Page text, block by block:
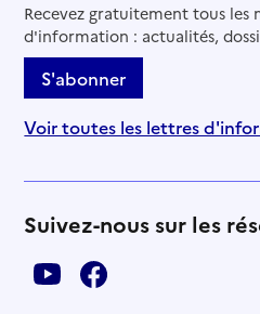
Recevez gratuitement tous
d'information : actualités,
S'abonner
Voir toutes les lettres
Suivez-nous sur les